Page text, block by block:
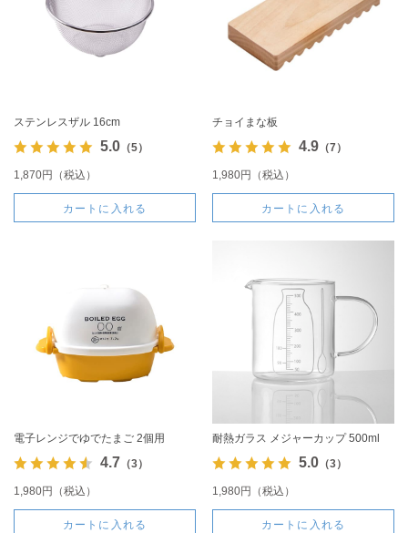
ステンレスザル 16cm
5.0（5）
1,870円（税込）
カートに入れる
チョイまな板
4.9（7）
1,980円（税込）
カートに入れる
電子レンジでゆでたまご 2個用
4.7 （3）
1,980円（税込）
カートに入れる
耐熱ガラス メジャーカップ 500ml
5.0（3）
1,980円（税込）
カートに入れる